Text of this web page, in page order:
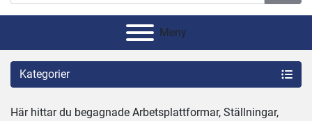
Meny
Kategorier
Här hittar du begagnade Arbetsplattformar, Ställningar,